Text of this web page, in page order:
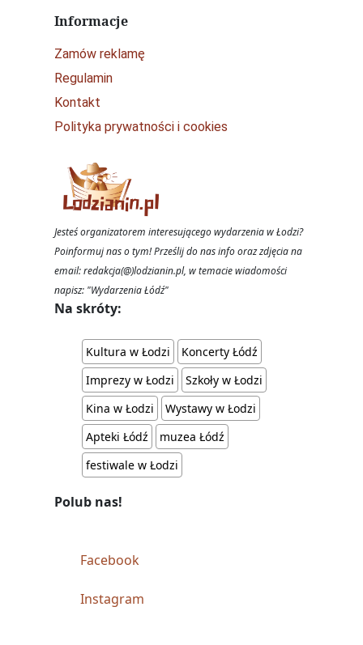
Informacje
Zamów reklamę
Regulamin
Kontakt
Polityka prywatności i cookies
Jesteś organizatorem interesującego wydarzenia w Łodzi?
Poinformuj nas o tym! Prześlij do nas info oraz zdjęcia na
email: redakcja(@)lodzianin.pl, w temacie wiadomości
napisz: "Wydarzenia Łódź"
Na skróty:
Kultura w Łodzi
Koncerty Łódź
Imprezy w Łodzi
Szkoły w Łodzi
Kina w Łodzi
Wystawy w Łodzi
Apteki Łódź
muzea Łódź
festiwale w Łodzi
Polub nas!
Facebook
Instagram